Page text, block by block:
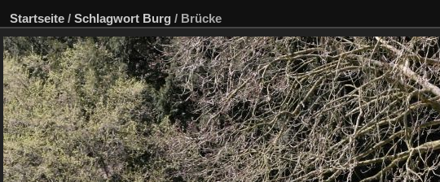
Startseite / Schlagwort Burg / Brücke